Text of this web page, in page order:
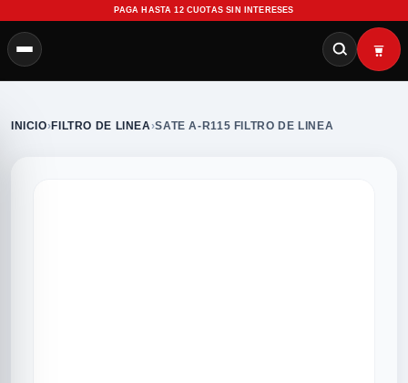
PAGA HASTA 12 CUOTAS SIN INTERESES
INICIO›FILTRO DE LINEA›SATE A-R115 FILTRO DE LINEA